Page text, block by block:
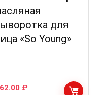
для
«So Young»
₽